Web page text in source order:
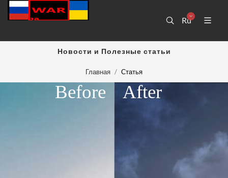
Ru
Новости и Полезные статьи
Главная Статья
After
Before